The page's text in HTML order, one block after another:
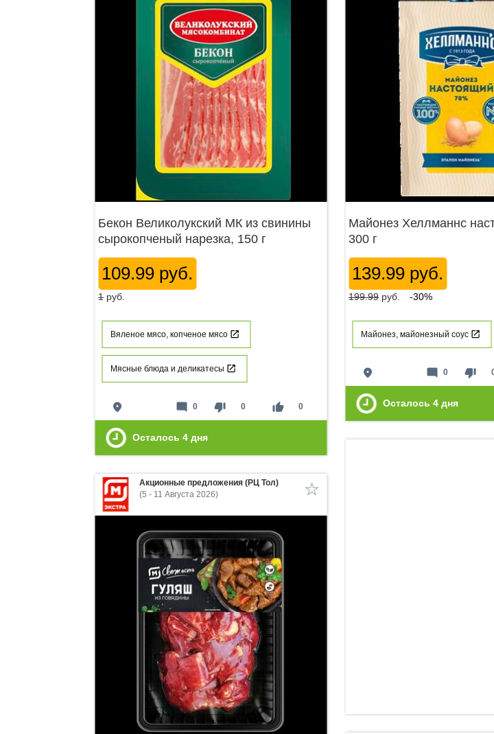
Бекон Великолукский МК из свинины
сырокопченый нарезка, 150 г
109.99 руб.
1 руб.
Вяленое мясо, копченое мясо
Мясные блюда и деликатесы
place thumb_down 0 thumb_up 0
mode_comment 0
Осталось 4 дня
Майонез Хеллманнс
300 г
139.99 руб.
199.99 руб. -30%
Майонез, майонезный соус
place thumb_down
mode_comment 0
Осталось 4 дня
Акционные предложения (РЦ Тол)
(5 - 11 Августа 2026)